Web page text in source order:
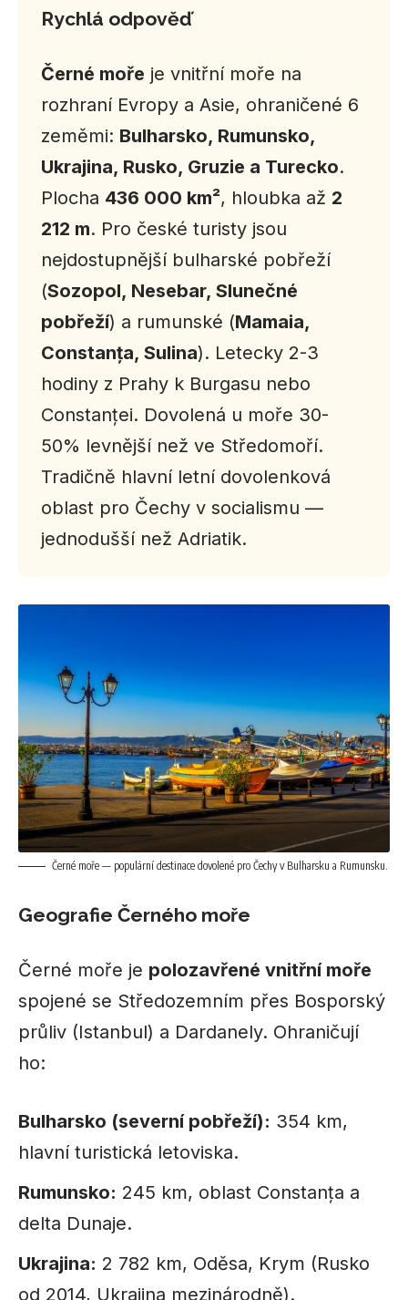
Rychlá odpověď
Černé moře je vnitřní moře na
rozhraní Evropy a Asie, ohraničené 6
zeměmi: Bulharsko, Rumunsko,
Ukrajina, Rusko, Gruzie a Turecko.
Plocha 436 000 km², hloubka až 2
212 m. Pro české turisty jsou
nejdostupnější bulharské pobřeží
(Sozopol, Nesebar, Slunečné
pobřeží) a rumunské (Mamaia,
Constanța, Sulina). Letecky 2-3
hodiny z Prahy k Burgasu nebo
Constanței. Dovolená u moře 30-
50% levnější než ve Středomoří.
Tradičně hlavní letní dovolenková
oblast pro Čechy v socialismu —
jednodušší než Adriatik.
Černé moře — populární destinace dovolené pro Čechy v Bulharsku a Rumunsku.
Geografie Černého moře
Černé moře je polozavřené vnitřní moře
spojené se Středozemním přes Bosporský
průliv (Istanbul) a Dardanely. Ohraničují
ho:
Bulharsko (severní pobřeží): 354 km,
hlavní turistická letoviska.
Rumunsko: 245 km, oblast Constanța a
delta Dunaje.
Ukrajina: 2 782 km, Oděsa, Krym (Rusko
od 2014, Ukrajina mezinárodně).